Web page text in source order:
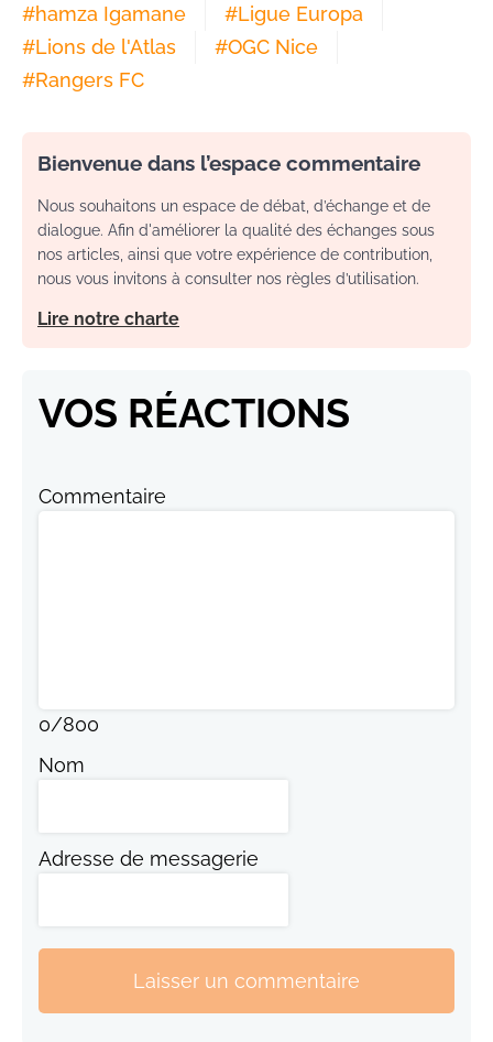
#hamza Igamane #Ligue Europa
#Lions de l'Atlas #OGC Nice
#Rangers FC
Bienvenue dans l’espace commentaire
Nous souhaitons un espace de débat, d’échange et de
dialogue. Afin d'améliorer la qualité des échanges sous
nos articles, ainsi que votre expérience de contribution,
nous vous invitons à consulter nos règles d’utilisation.
Lire notre charte
VOS RÉACTIONS
Commentaire
0/800
Nom
Adresse de messagerie
Laisser un commentaire